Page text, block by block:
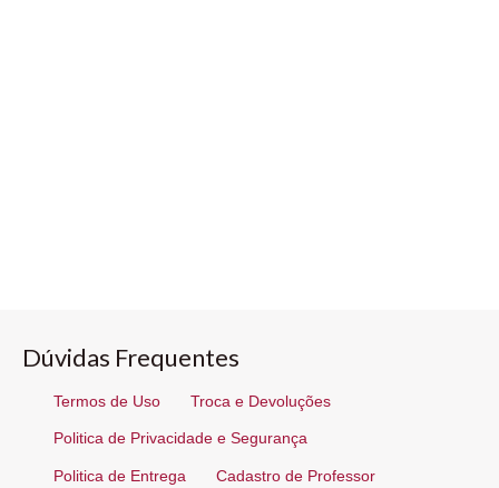
Dúvidas Frequentes
Termos de Uso Troca e Devoluções
Politica de Privacidade e Segurança
Politica de Entrega Cadastro de Professor